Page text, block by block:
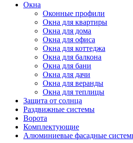
Окна
Оконные профили
Окна для квартиры
Окна для дома
Окна для офиса
Окна для коттеджа
Окна для балкона
Окна для бани
Окна для дачи
Окна для веранды
Окна для теплицы
Защита от солнца
Раздвижные системы
Ворота
Комплектующие
Алюминиевые фасадные